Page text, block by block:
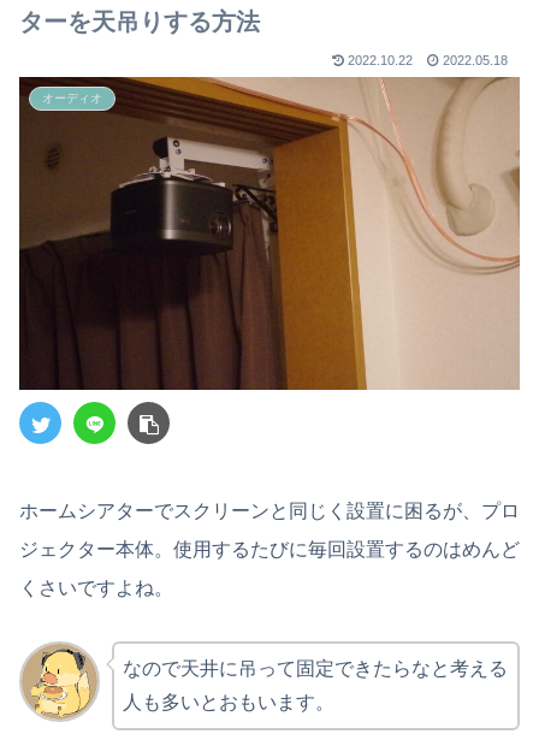
ターを天吊りする方法
2022.10.22 2022.05.18
オーディオ
ホームシアターでスクリーンと同じく設置に困るが、プロ
ジェクター本体。使用するたびに毎回設置するのはめんど
くさいですよね。
なので天井に吊って固定できたらなと考える
人も多いとおもいます。